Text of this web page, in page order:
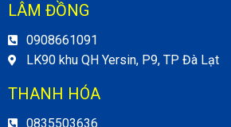
LÂM ĐỒNG
0908661091
LK90 khu QH Yersin, P9, TP Đà Lạt
THANH HÓA
0835503636